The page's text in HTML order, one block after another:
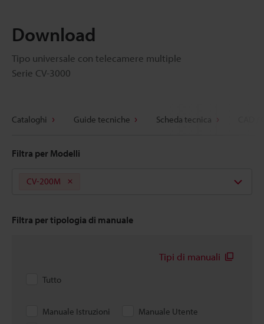
Download
Tipo universale con telecamere multiple
Serie CV-3000
Cataloghi Guide tecniche Scheda tecnica
Filtra per Modelli
CV-200M
Filtra per tipologia di manuale
Tipi di manuali
Tutto
Manuale Istruzioni
Manuale Utente